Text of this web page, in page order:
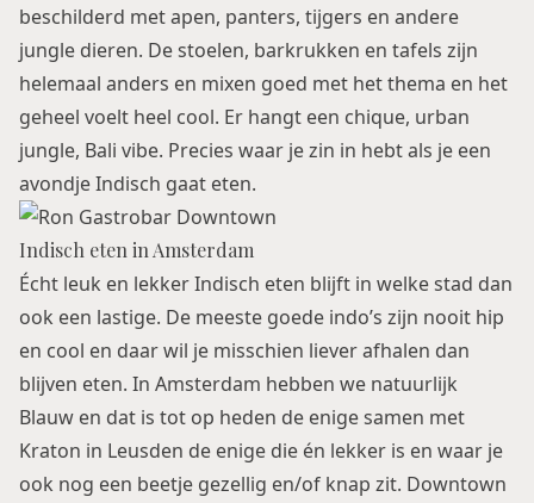
beschilderd met apen, panters, tijgers en andere
jungle dieren. De stoelen, barkrukken en tafels zijn
helemaal anders en mixen goed met het thema en het
geheel voelt heel cool. Er hangt een chique, urban
jungle, Bali vibe. Precies waar je zin in hebt als je een
avondje Indisch gaat eten.
Indisch eten in Amsterdam
Écht leuk en lekker Indisch eten blijft in welke stad dan
ook een lastige. De meeste goede indo’s zijn nooit hip
en cool en daar wil je misschien liever afhalen dan
blijven eten. In Amsterdam hebben we natuurlijk
Blauw en dat is tot op heden de enige samen met
Kraton in Leusden de enige die én lekker is en waar je
ook nog een beetje gezellig en/of knap zit. Downtown